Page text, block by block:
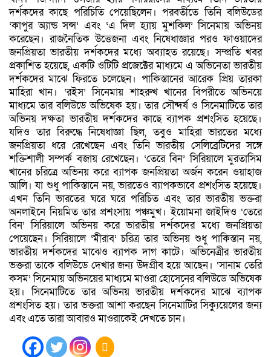
দর্শকদের কাছে পরিচিতি পেয়েছিলেন। পরবর্তীতে তিনি বলিউডের
‘কাপুর অ্যান্ড সন্স’ এবং ‘এ দিল হ্যায় মুশকিল’ সিনেমায় অভিনয়
করেছেন। রাজনৈতিক উত্তেজনা এবং নিষেধাজ্ঞার পরও ফাওয়াদের
জনপ্রিয়তা ভারতীয় দর্শকদের মধ্যে অব্যাহত রয়েছে। সম্প্রতি খবর
প্রকাশিত হয়েছে, একটি ওটিটি প্রজেক্টের মাধ্যমে এ অভিনেতা ভারতীয়
দর্শকদের মাঝে ফিরতে চলেছেন। পাকিস্তানের আরেক প্রিয় তারকা
মাহিরা খান। ‘রইস’ সিনেমায় শাহরুখ খানের বিপরীতে অভিনয়ে
মাধ্যমে তার বলিউডে অভিষেক হয়। তার সৌন্দর্য ও সিনেমাটিতে তার
অভিনয় দক্ষতা ভারতীয় দর্শকদের কাছে ব্যাপক প্রশংসিত হয়েছে।
যদিও তার বিরুদ্ধে নিষেধাজ্ঞা ছিল, তবুও মাহিরা ভারতের মধ্যে
জনপ্রিয়তা ধরে রেখেছেন এবং তিনি ভারতীয় সেলিব্রেটিদের সঙ্গে
শক্তিশালী সম্পর্ক বজায় রেখেছেন। ‘তেরে বিন’ সিরিয়ালে মুরতাসিম
খানের চরিত্রে অভিনয় করে ব্যাপক জনপ্রিয়তা অর্জন করেন ওয়াহাজ
আলি। যা শুধু পাকিস্তানে নয়, ভারতেও ব্যাপকভাবে প্রশংসিত হয়েছে।
এখন তিনি ভারতের ঘরে ঘরে পরিচিত এবং তার ভারতীয় ভক্তরা
অনলাইনে নিয়মিত তার প্রশংসায় পঞ্চমুখ। ইয়োমনা জাইদিও ‘তেরে
বিন’ সিরিয়ালে অভিনয় করে ভারতীয় দর্শকদের মধ্যে জনপ্রিয়তা
পেয়েছেন। সিরিয়ালে ‘মীরাব’ চরিত্র তার অভিনয় শুধু পাকিস্তান নয়,
ভারতীয় দর্শকদের মাঝেও ব্যাপক দাগ কাটে। অভিনেত্রীর ভারতীয়
ভক্তরা তাকে বলিউডে দেখার জন্য উদগ্রীব হয়ে আছেন। ‘সানাম তেরি
কসম’ সিনেমায় অভিনয়ের মাধ্যমে মাওরা হোসেনের বলিউডে অভিষেক
হয়। সিনেমাটিতে তার অভিনয় ভারতীয় দর্শকদের মাঝে ব্যাপক
প্রশংসিত হয়। তার ভক্তরা আশা করছেন সিনেমাটির সিক্যুয়েলের জন্য
এবং এতে তারা আবারও মাওরাকেই দেখতে চান।